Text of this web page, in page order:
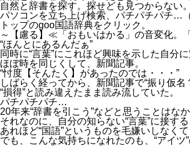
自然と辞書を探す。探せども見つからない。
パソコンを立ち上げ検索、パチパチパチ…
トップのgoo国語辞典をクリック。
～【慮る】≪「おもいはかる」の音変化。
“ほんとにあるんだぁ”
同時に“言葉”にこれほど興味を示した自分に
ほぼ時を同じくして、新聞記事。
“忖度【そんたく】があったのでは・・・”
しばらく経ってから、新聞記事で“振り仮名
“損得”と読み違えたまま読み流していた。
パチパチパチ…
20年来“辞書を引こう”などと思うことはなか
それなのに、自分の知らない“言葉”に接す
あれほど“国語”というものを毛嫌いしなく
でも、こんな気持ちになれたのも、“アイツ”